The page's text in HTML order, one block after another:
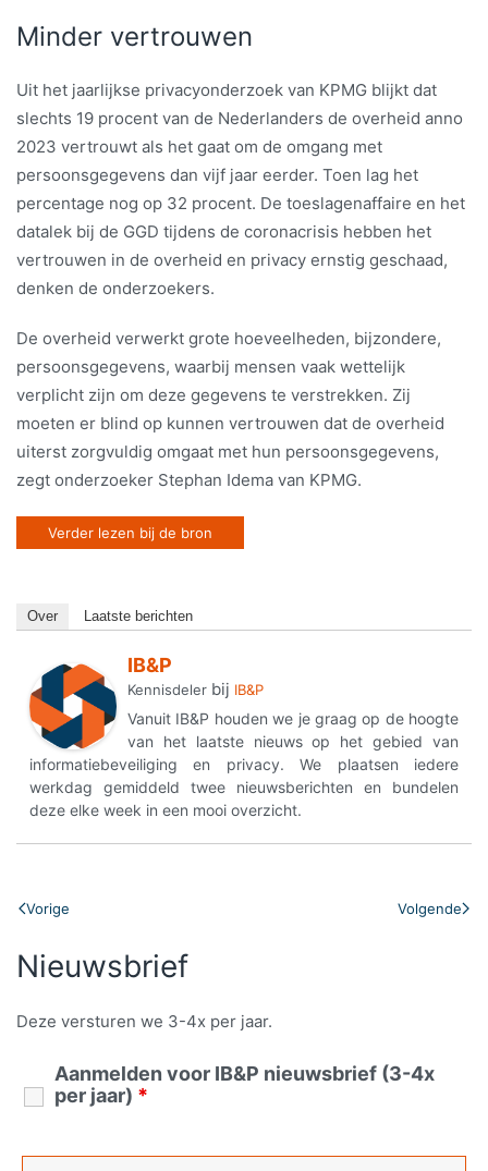
Minder vertrouwen
Uit het jaarlijkse privacyonderzoek van KPMG blijkt dat
slechts 19 procent van de Nederlanders de overheid anno
2023 vertrouwt als het gaat om de omgang met
persoonsgegevens dan vijf jaar eerder. Toen lag het
percentage nog op 32 procent. De toeslagenaffaire en het
datalek bij de GGD tijdens de coronacrisis hebben het
vertrouwen in de overheid en privacy ernstig geschaad,
denken de onderzoekers.
De overheid verwerkt grote hoeveelheden, bijzondere,
persoonsgegevens, waarbij mensen vaak wettelijk
verplicht zijn om deze gegevens te verstrekken. Zij
moeten er blind op kunnen vertrouwen dat de overheid
uiterst zorgvuldig omgaat met hun persoonsgegevens,
zegt onderzoeker Stephan Idema van KPMG.
Verder lezen bij de bron
Over Laatste berichten
IB&P
Kennisdeler bij IB&P
Vanuit IB&P houden we je graag op de hoogte
van het laatste nieuws op het gebied van
informatiebeveiliging en privacy. We plaatsen iedere
werkdag gemiddeld twee nieuwsberichten en bundelen
deze elke week in een mooi overzicht.
Vorige Volgende
Nieuwsbrief
Deze versturen we 3-4x per jaar.
Aanmelden voor IB&P nieuwsbrief (3-4x
per jaar) *